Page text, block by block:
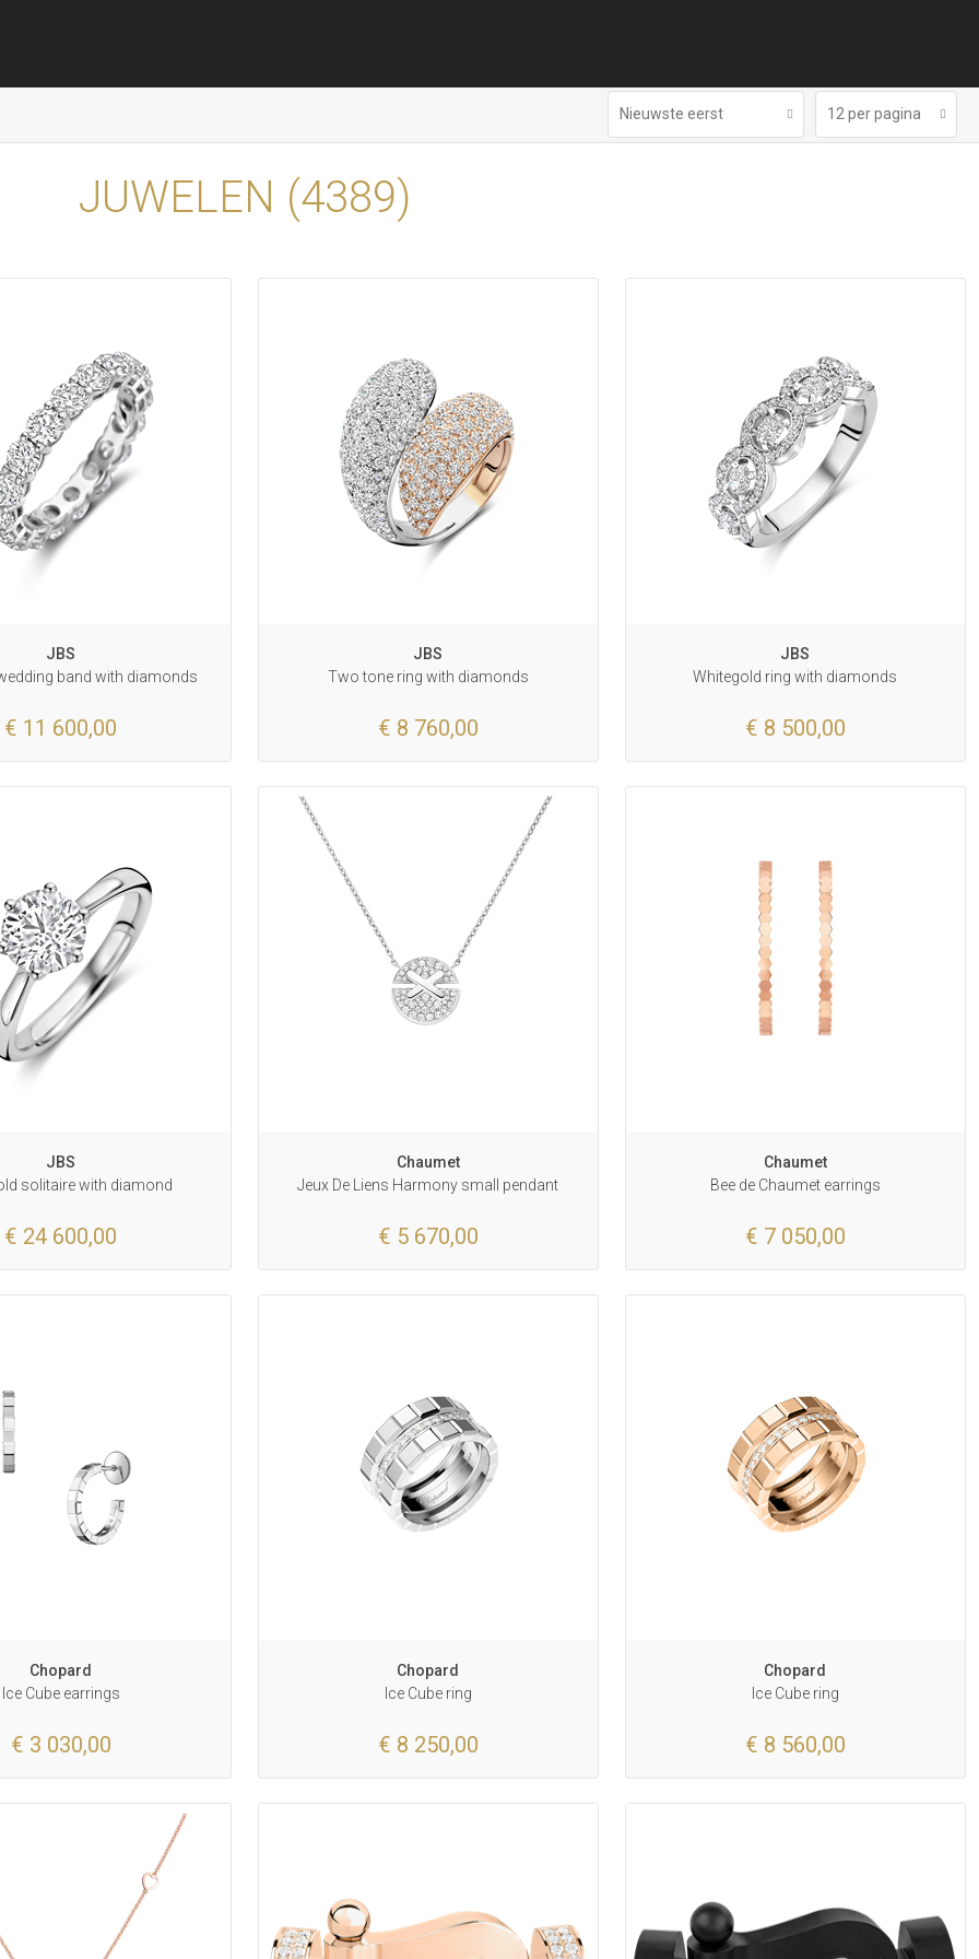
Nieuwste eerst 12 per pagina
JUWELEN (4389)
JBS
band with diamonds
€ 11 600,00
JBS
Two tone ring with diamonds
€ 8 760,00
JBS
Whitegold ring with diamonds
€ 8 500,00
JBS
solitaire with diamond
€ 24 600,00
Chaumet
Jeux De Liens Harmony small pendant
€ 5 670,00
Chaumet
Bee de Chaumet earrings
€ 7 050,00
Chopard
Ice Cube earrings
€ 3 030,00
Chopard
Ice Cube ring
€ 8 250,00
Chopard
Ice Cube ring
€ 8 560,00